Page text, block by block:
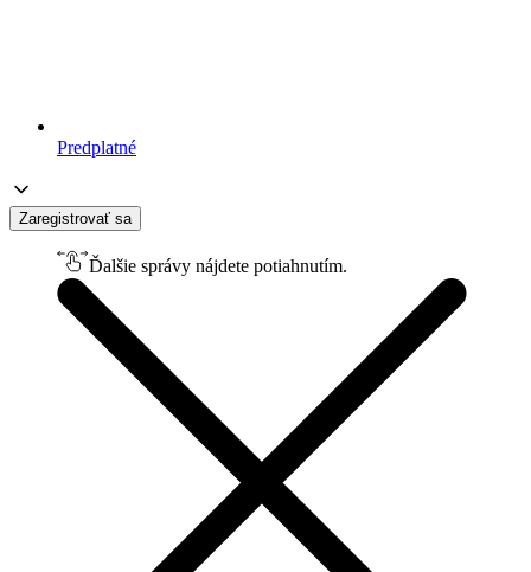
Predplatné
Zaregistrovať sa
Ďalšie správy nájdete potiahnutím.